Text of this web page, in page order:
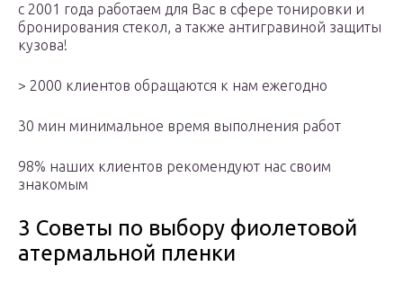
с 2001 года работаем для Вас в сфере тонировки и
бронирования стекол, а также антигравиной защиты
кузова!
> 2000 клиентов обращаются к нам ежегодно
30 мин минимальное время выполнения работ
98% наших клиентов рекомендуют нас своим
знакомым
3 Советы по выбору фиолетовой
атермальной пленки